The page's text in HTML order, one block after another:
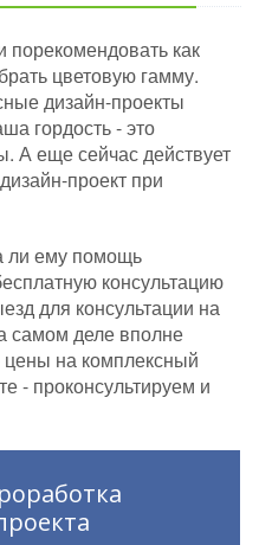
как
цветовую гамму.
дизайн-проекты
гордость - это
А еще сейчас действует
проект при
ли ему помощь
консультацию
для консультации на
самом деле вполне
на комплексный
- проконсультируем и